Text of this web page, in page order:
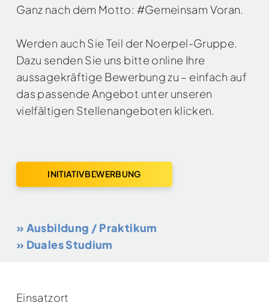
Ganz nach dem Motto: #Gemeinsam Voran.
Werden auch Sie Teil der Noerpel-Gruppe.
Dazu senden Sie uns bitte online Ihre
aussagekräftige Bewerbung zu – einfach auf
das passende Angebot unter unseren
vielfältigen Stellenangeboten klicken.
INITIATIVBEWERBUNG
» Ausbildung / Praktikum
» Duales Studium
Einsatzort